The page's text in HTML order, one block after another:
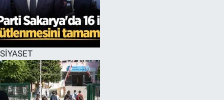
SİYASET
EĞİTİM
ÖZEL HABER
HALK54 PANORAMA